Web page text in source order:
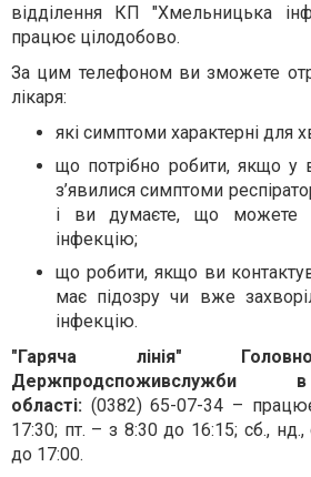
відділення КП "Хмельницька
працює цілодобово.
За цим телефоном ви зможете
лікаря:
які симптоми характерні для
що потрібно робити, якщо у
з’явилися симптоми
і ви думаєте, що можете
інфекцію;
що робити, якщо ви
має підозру чи вже
інфекцію.
"Гаряча лінія"
Держпродспоживслужби
області: (0382) 65-07-34 –
17:30; пт. – з 8:30 до 16:15; сб., нд.,
до 17:00.